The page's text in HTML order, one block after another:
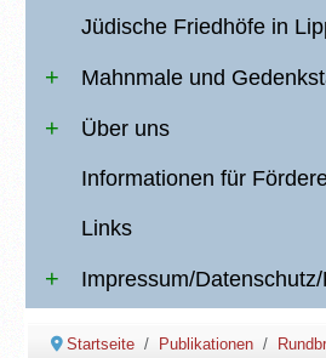
Jüdische Friedhöfe in
Mahnmale und
Über uns
Informationen für
Links
Impressum/
Startseite Publikationen